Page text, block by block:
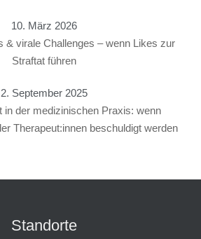
10. März 2026
& virale Challenges – wenn Likes zur
Straftat führen
2. September 2025
in der medizinischen Praxis: wenn
Therapeut:innen beschuldigt werden
Standorte